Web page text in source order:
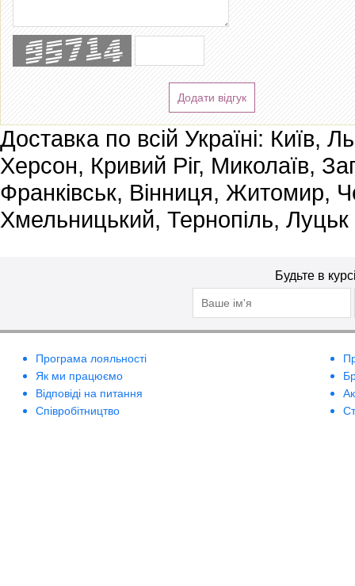
Додати відгук
Доставка по всій Україні: Київ,
Херсон, Кривий Ріг, Миколаїв,
Франківськ, Вінниця, Житомир,
Хмельницький, Тернопіль, Луцьк
Будьте в
Програма лояльності
Як ми працюємо
Відповіді на питання
Співробітництво